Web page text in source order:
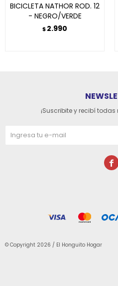
BICICLETA NATHOR ROD. 12
- NEGRO/VERDE
$2.990
¡Suscribite y recibí

© Copyright 2026 / El Honguito Hogar